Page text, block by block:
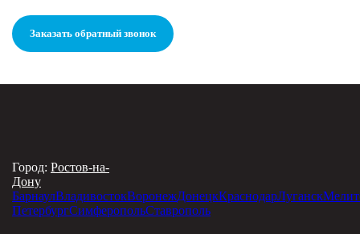
Заказать обратный звонок
Город: Ростов-на-
Дону
БарнаулВладивостокВоронежДонецкКраснодарЛуганск
ПетербургСимферопольСтаврополь